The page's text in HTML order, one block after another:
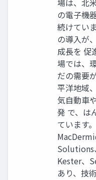
場は、北
の電子機
続けてい
の導入が
成長を 促
場では、
だの需要
平洋地域
気自動車
発 で、は
ています
Solutions
Kester、
あり、技